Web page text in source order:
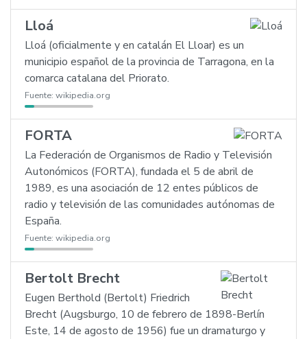
Lloá
Lloá (oficialmente y en catalán El Lloar) es un
municipio español de la provincia de Tarragona, en la
comarca catalana del Priorato.
Fuente: wikipedia.org
FORTA
La Federación de Organismos de Radio y Televisión
Autonómicos (FORTA), fundada el 5 de abril de
1989, es una asociación de 12 entes públicos de
radio y televisión de las comunidades autónomas de
España.
Fuente: wikipedia.org
Bertolt Brecht
Eugen Berthold (Bertolt) Friedrich
Brecht (Augsburgo, 10 de febrero de 1898-Berlín
Este, 14 de agosto de 1956) fue un dramaturgo y